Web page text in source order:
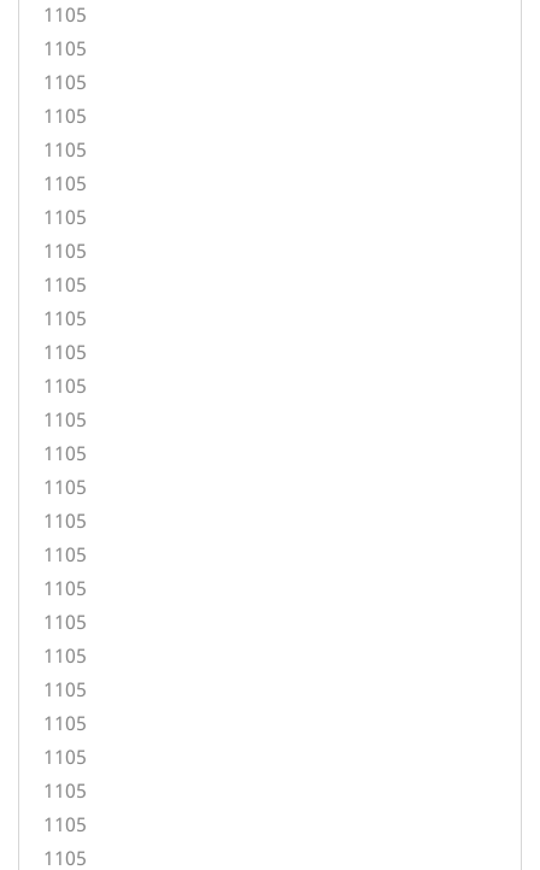
1105
1105
1105
1105
1105
1105
1105
1105
1105
1105
1105
1105
1105
1105
1105
1105
1105
1105
1105
1105
1105
1105
1105
1105
1105
1105